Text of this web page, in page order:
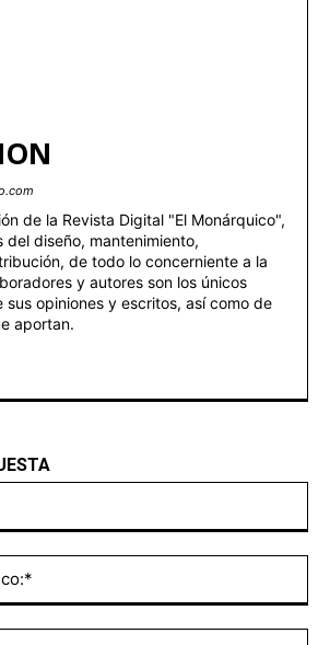
de la Revista Digital "El Monárquico",
del diseño, mantenimiento,
de todo lo concerniente a la
y autores son los únicos
sus opiniones y escritos, así como de
aportan.